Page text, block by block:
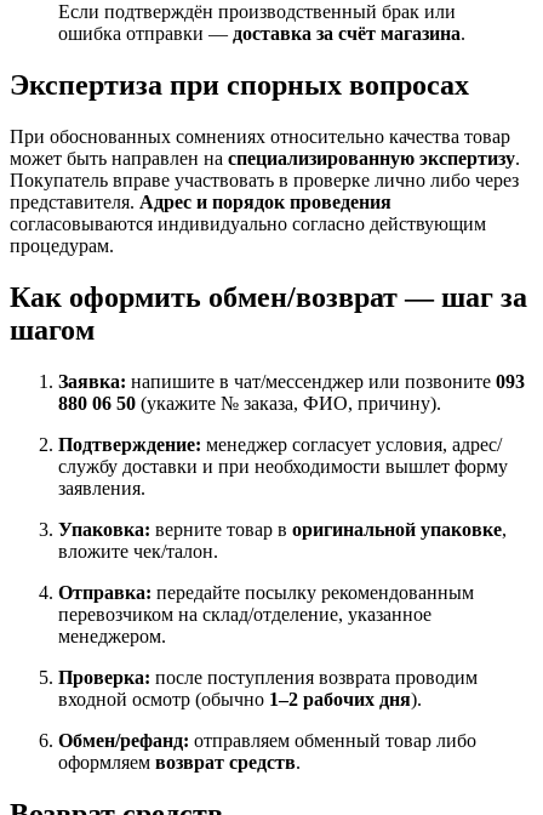
Если подтверждён производственный брак или
ошибка отправки — доставка за счёт магазина.
Экспертиза при спорных вопросах
При обоснованных сомнениях относительно качества товар
может быть направлен на специализированную экспертизу.
Покупатель вправе участвовать в проверке лично либо через
представителя. Адрес и порядок проведения
согласовываются индивидуально согласно действующим
процедурам.
Как оформить обмен/возврат — шаг за
шагом
Заявка: напишите в чат/мессенджер или позвоните 093
880 06 50 (укажите № заказа, ФИО, причину).
Подтверждение: менеджер согласует условия, адрес/
службу доставки и при необходимости вышлет форму
заявления.
Упаковка: верните товар в оригинальной упаковке,
вложите чек/талон.
Отправка: передайте посылку рекомендованным
перевозчиком на склад/отделение, указанное
менеджером.
Проверка: после поступления возврата проводим
входной осмотр (обычно 1–2 рабочих дня).
Обмен/рефанд: отправляем обменный товар либо
оформляем возврат средств.